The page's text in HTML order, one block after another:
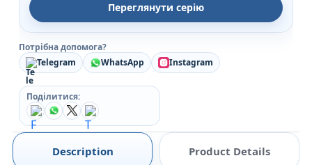
Переглянути серію
Потрібна допомога?
Telegram
WhatsApp Instagram
Поділитися:
Description Product Details